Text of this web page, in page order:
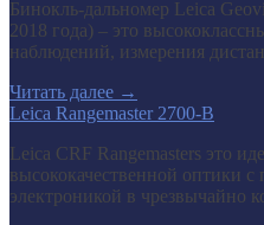
Бинокль-дальномер Leica
2018 года) – это
наблюдений, измерения
Читать далее →
Leica Rangemaster 2700-B
Leica CRF Rangemasters это
высококачественной оптики
электроникой в чрезвычайно